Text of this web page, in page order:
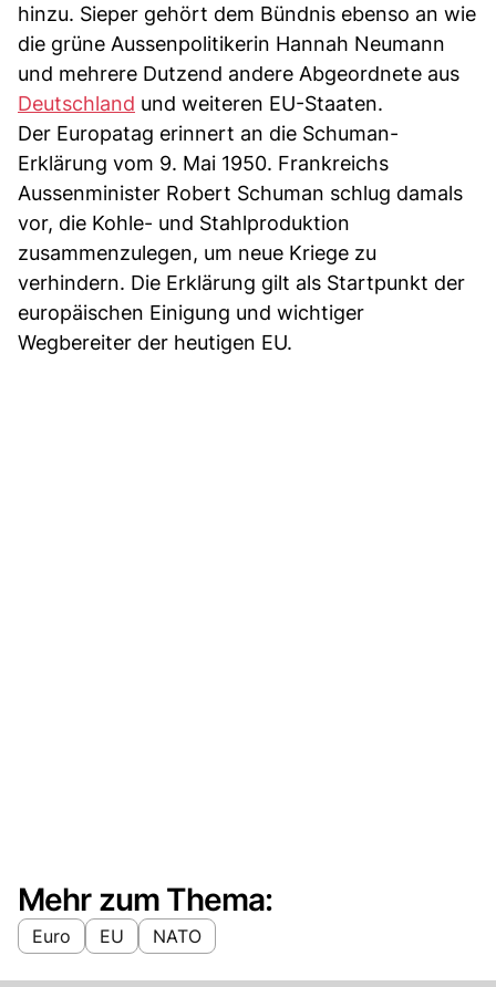
hinzu. Sieper gehört dem Bündnis ebenso an wie
die grüne Aussenpolitikerin Hannah Neumann
und mehrere Dutzend andere Abgeordnete aus
Deutschland und weiteren EU-Staaten.
Der Europatag erinnert an die Schuman-
Erklärung vom 9. Mai 1950. Frankreichs
Aussenminister Robert Schuman schlug damals
vor, die Kohle- und Stahlproduktion
zusammenzulegen, um neue Kriege zu
verhindern. Die Erklärung gilt als Startpunkt der
europäischen Einigung und wichtiger
Wegbereiter der heutigen EU.
Mehr zum Thema:
Euro EU NATO